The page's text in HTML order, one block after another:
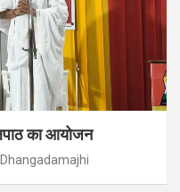
का आयोजन